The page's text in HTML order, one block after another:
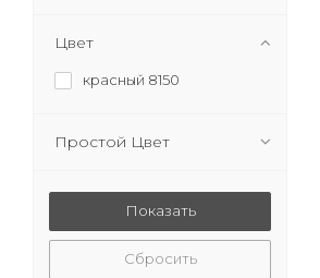
Цвет
красный 8150
Простой Цвет
Сбросить